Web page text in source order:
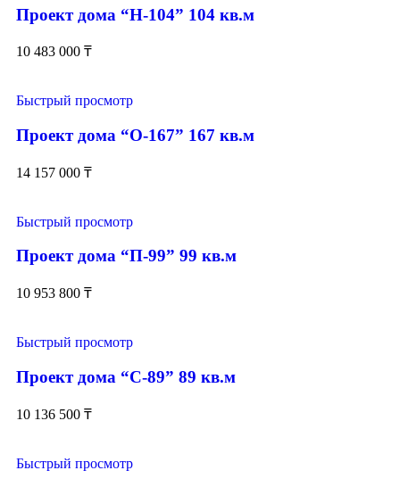
Проект дома “Н-104” 104 кв.м
10 483 000 ₸
Быстрый просмотр
Проект дома “О-167” 167 кв.м
14 157 000 ₸
Быстрый просмотр
Проект дома “П-99” 99 кв.м
10 953 800 ₸
Быстрый просмотр
Проект дома “С-89” 89 кв.м
10 136 500 ₸
Быстрый просмотр